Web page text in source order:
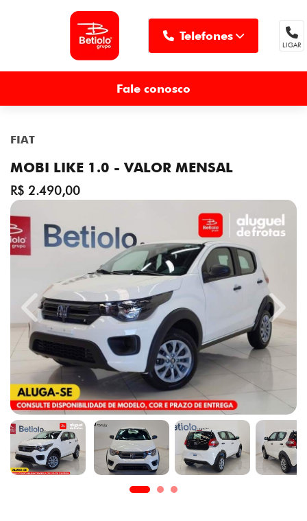
Telefones
LIGAR
Fale conosco
FIAT
MOBI LIKE 1.0 - VALOR MENSAL
R$ 2.490,00
Previous Next